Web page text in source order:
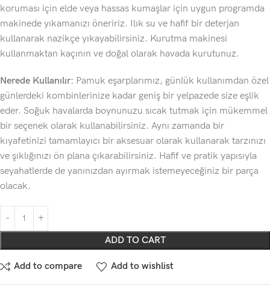
koruması için elde veya hassas kumaşlar için uygun programda
makinede yıkamanızı öneririz. Ilık su ve hafif bir deterjan
kullanarak nazikçe yıkayabilirsiniz. Kurutma makinesi
kullanmaktan kaçının ve doğal olarak havada kurutunuz.
Nerede Kullanılır: Pamuk eşarplarımız, günlük kullanımdan özel
günlerdeki kombinlerinize kadar geniş bir yelpazede size eşlik
eder. Soğuk havalarda boynunuzu sıcak tutmak için mükemmel
bir seçenek olarak kullanabilirsiniz. Aynı zamanda bir
kıyafetinizi tamamlayıcı bir aksesuar olarak kullanarak tarzınızı
ve şıklığınızı ön plana çıkarabilirsiniz. Hafif ve pratik yapısıyla
seyahatlerde de yanınızdan ayırmak istemeyeceğiniz bir parça
olacak.
ADD TO CART
Add to compare Add to wishlist